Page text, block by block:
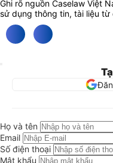
Ghi rõ nguồn Caselaw Việt
sử dụng thông tin, tài liệu từ
Họ và tên
Email
Số điện thoại
Mật khẩu